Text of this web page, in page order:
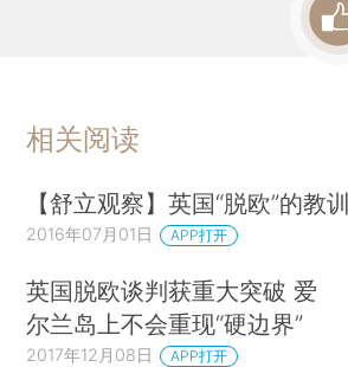
相关阅读
【舒立观察】英国“脱欧”的教
2016年07月01日 APP打开
英国脱欧谈判获重大突破 爱
尔兰岛上不会重现“硬边界”
2017年12月08日 APP打开